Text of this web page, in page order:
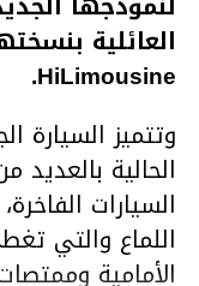
العائلية
HiLimousine.
الحالية
السيارات
اللماع والتي
الأمامية